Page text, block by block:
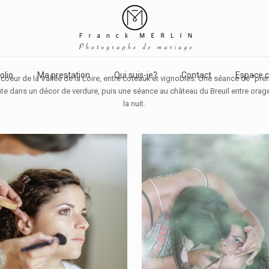
Ma prestation Qui suis-je? Contact Espace
de la Vallée de la Loire, entre coteaux et vignobles. Une séance de
dans un décor de verdure, puis une séance au château du Breuil entre
la nuit.